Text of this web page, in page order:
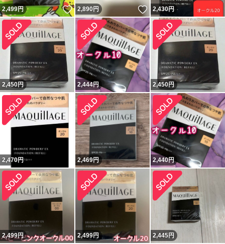
2,499円 いいね！
2,890円 いいね！
2,430円
2,450円 2,444円 2,450円
2,470円 2,469円 2,440円
2,499円 2,499円 2,445円